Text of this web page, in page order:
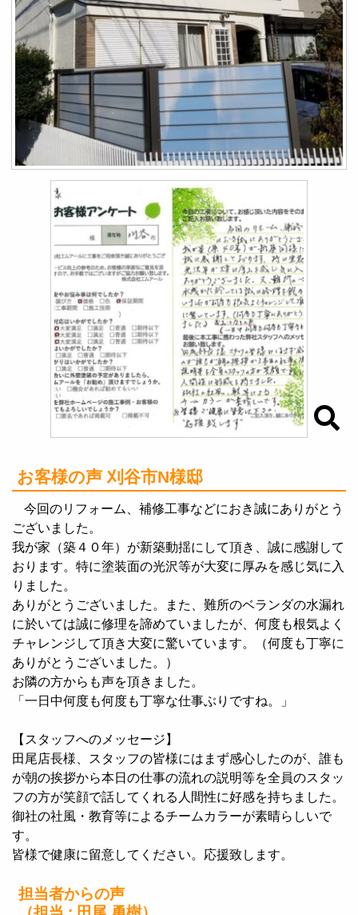
お客様の声 刈谷市N様邸
今回のリフォーム、補修工事などにおき誠にありがとう
ございました。
我が家（築４０年）が新築動揺にして頂き、誠に感謝して
おります。特に塗装面の光沢等が大変に厚みを感じ気に入
りました。
ありがとうございました。また、難所のベランダの水漏れ
に於いては誠に修理を諦めていましたが、何度も根気よく
チャレンジして頂き大変に驚いています。（何度も丁寧に
ありがとうございました。）
お隣の方からも声を頂きました。
「一日中何度も何度も丁寧な仕事ぶりですね。」
【スタッフへのメッセージ】
田尾店長様、スタッフの皆様にはまず感心したのが、誰も
が朝の挨拶から本日の仕事の流れの説明等を全員のスタッ
フの方が笑顔で話してくれる人間性に好感を持ちました。
御社の社風・教育等によるチームカラーが素晴らしいで
す。
皆様で健康に留意してください。応援致します。
担当者からの声